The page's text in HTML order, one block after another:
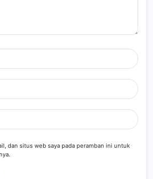
dan situs web saya pada peramban ini untuk